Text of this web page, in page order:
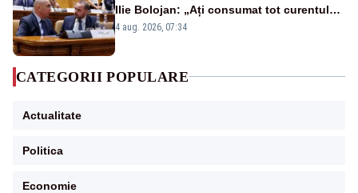
Ilie Bolojan: „Ați consumat tot curentul
urmărind șobolani imaginari”
4 aug. 2026, 07:34
CATEGORII POPULARE
Actualitate
Politica
Economie